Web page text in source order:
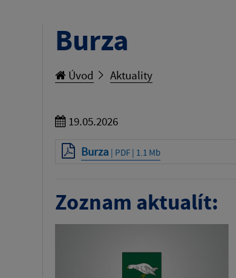
Burza
Úvod Aktuality
19.05.2026
Burza | PDF | 1.1 Mb
Zoznam aktualít: